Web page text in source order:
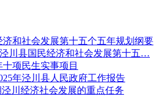
济和社会发展第十五个五年规划纲要
川县国民经济和社会发展第十五…
十项民生实事项目
年泾川县人民政府工作报告
泾川经济社会发展的重点任务